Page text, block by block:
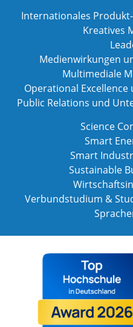
Internationales
Kreatives
Medienwirkungen
Multimediale
Operational
Public Relations und
Science
Smart
Smart
Sustainable
Verbundstudium &